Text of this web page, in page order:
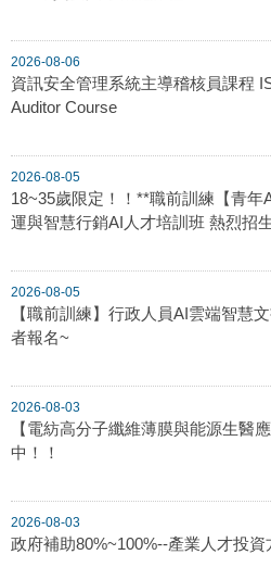
2026-08-06
資訊安全管理系統主導稽核員課程
Auditor Course
2026-08-05
18~35歲限定！！**職前訓練【青
運與智慧行銷AI人才培訓班 熱烈招
2026-08-05
【職前訓練】行政人員AI雲端智慧
者報名~
2026-08-03
【電紡高分子纖維薄膜與能源生醫
中！！
2026-08-03
政府補助80%~100%--產業人才投資